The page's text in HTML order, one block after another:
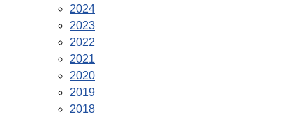
2024
2023
2022
2021
2020
2019
2018